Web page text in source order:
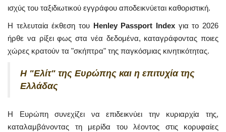
ισχύς του ταξιδιωτικού εγγράφου αποδεικνύεται καθοριστική.
Η τελευταία έκθεση του Henley Passport Index για το 2026
ήρθε να ρίξει φως στα νέα δεδομένα, καταγράφοντας ποιες
χώρες κρατούν τα "σκήπτρα" της παγκόσμιας κινητικότητας.
Η "Ελίτ" της Ευρώπης και η επιτυχία της
Ελλάδας
Η Ευρώπη συνεχίζει να επιδεικνύει την κυριαρχία της,
καταλαμβάνοντας τη μερίδα του λέοντος στις κορυφαίες